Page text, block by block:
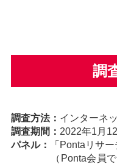
調
調査方法： インターネ
調査期間： 2022年1月
パネル：
「Pontaリサ
（Ponta会員で「